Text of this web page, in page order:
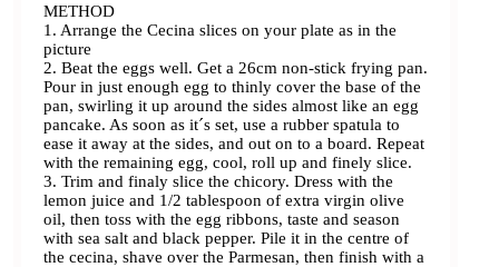
METHOD
1. Arrange the Cecina slices on your plate as in the
picture
2. Beat the eggs well. Get a 26cm non-stick frying pan.
Pour in just enough egg to thinly cover the base of the
pan, swirling it up around the sides almost like an egg
pancake. As soon as it´s set, use a rubber spatula to
ease it away at the sides, and out on to a board. Repeat
with the remaining egg, cool, roll up and finely slice.
3. Trim and finaly slice the chicory. Dress with the
lemon juice and 1/2 tablespoon of extra virgin olive
oil, then toss with the egg ribbons, taste and season
with sea salt and black pepper. Pile it in the centre of
the cecina, shave over the Parmesan, then finish with a